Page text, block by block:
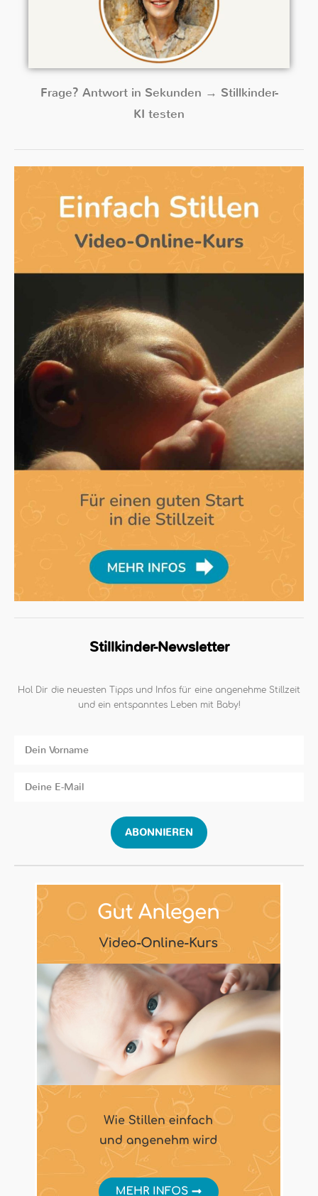
Frage? Antwort in Sekunden → Stillkinder-
KI testen
Stillkinder-Newsletter
Hol Dir die neuesten Tipps und Infos für eine angenehme Stillzeit
und ein entspanntes Leben mit Baby!
ABONNIEREN